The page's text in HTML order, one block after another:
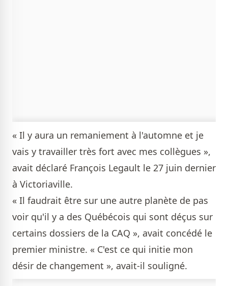
« Il y aura un remaniement à l'automne et je
vais y travailler très fort avec mes collègues »,
avait déclaré François Legault le 27 juin dernier
à Victoriaville.
« Il faudrait être sur une autre planète de pas
voir qu'il y a des Québécois qui sont déçus sur
certains dossiers de la CAQ », avait concédé le
premier ministre. « C'est ce qui initie mon
désir de changement », avait-il souligné.